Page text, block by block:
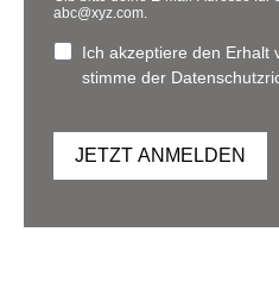
abc@xyz.com.
Ich akzeptiere den Erhalt
stimme der
JETZT ANMELDEN